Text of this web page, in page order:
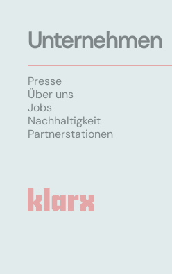
Unternehmen
Presse
Über uns
Jobs
Nachhaltigkeit
Partnerstationen